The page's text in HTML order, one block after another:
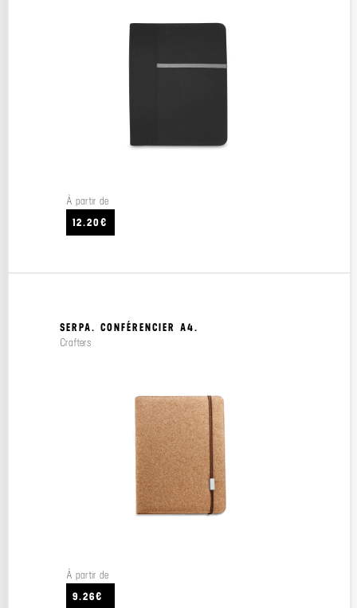
À partir de
12.20€
SERPA. CONFÉRENCIER A4.
Crafters
À partir de
9.26€